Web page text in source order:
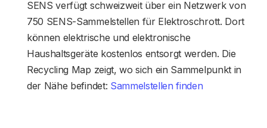
SENS verfügt schweizweit über ein Netzwerk von
750 SENS-Sammelstellen für Elektroschrott. Dort
können elektrische und elektronische
Haushaltsgeräte kostenlos entsorgt werden. Die
Recycling Map zeigt, wo sich ein Sammelpunkt in
der Nähe befindet: Sammelstellen finden